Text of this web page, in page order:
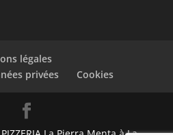
légales
privées
Cookies